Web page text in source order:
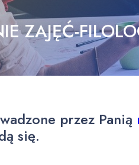
ZAJĘĆ-
przez Panią
się.